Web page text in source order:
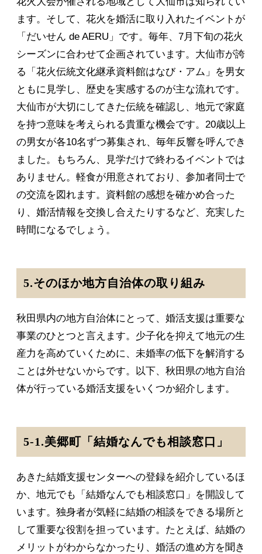
ます。そして、花火を婚活に取り入れたイベントが
「だいせん de AERU」です。毎年、7月下旬の花火
シーズンに合わせて企画されています。大仙市が誇
る「花火伝統文化継承資料館はなび・アム」を男女
ともに見学し、歴史を実感するのが主な流れです。
大仙市が大切にしてきた伝統を確認し、地元で家庭
を持つ意味を考えられる貴重な機会です。20歳以上
の男女が各10名ずつ募集され、毎年反響を呼んでき
ました。もちろん、見学だけで終わるイベントでは
ありません。軽食が用意されており、参加者同士で
の交流を図れます。資料館の感想を確かめ合った
り、婚活情報を交換し合えたりするなど、充実した
時間になるでしょう。
5.そのほか地方自治体の取り組み
秋田県内の地方自治体にとって、婚活支援は重要な
事業のひとつと言えます。少子化を抑えて地元の生
産力を高めていくために、未婚率の低下を解消する
ことは外せないからです。以下、秋田県の地方自治
体が行っている婚活支援をいくつか紹介します。
5-1.美郷町「結婚なんでも相談窓口」
あきた結婚支援センターへの登録を紹介しているほ
か、地元でも「結婚なんでも相談窓口」を開設して
います。独身者が気軽に結婚の相談をできる場所と
して重要な役割を担っています。たとえば、結婚の
メリットがわからなかったり、婚活の進め方を聞き